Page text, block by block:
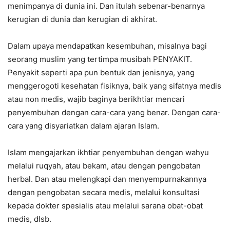
menimpanya di dunia ini. Dan itulah sebenar-benarnya
kerugian di dunia dan kerugian di akhirat.
Dalam upaya mendapatkan kesembuhan, misalnya bagi
seorang muslim yang tertimpa musibah PENYAKIT.
Penyakit seperti apa pun bentuk dan jenisnya, yang
menggerogoti kesehatan fisiknya, baik yang sifatnya medis
atau non medis, wajib baginya berikhtiar mencari
penyembuhan dengan cara-cara yang benar. Dengan cara-
cara yang disyariatkan dalam ajaran Islam.
Islam mengajarkan ikhtiar penyembuhan dengan wahyu
melalui ruqyah, atau bekam, atau dengan pengobatan
herbal. Dan atau melengkapi dan menyempurnakannya
dengan pengobatan secara medis, melalui konsultasi
kepada dokter spesialis atau melalui sarana obat-obat
medis, dlsb.